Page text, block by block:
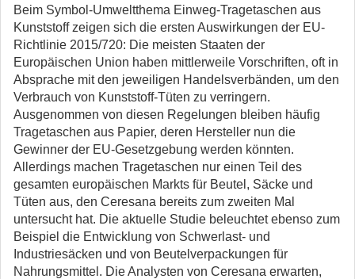
Beim Symbol-Umweltthema Einweg-Tragetaschen aus
Kunststoff zeigen sich die ersten Auswirkungen der EU-
Richtlinie 2015/720: Die meisten Staaten der
Europäischen Union haben mittlerweile Vorschriften, oft in
Absprache mit den jeweiligen Handelsverbänden, um den
Verbrauch von Kunststoff-Tüten zu verringern.
Ausgenommen von diesen Regelungen bleiben häufig
Tragetaschen aus Papier, deren Hersteller nun die
Gewinner der EU-Gesetzgebung werden könnten.
Allerdings machen Tragetaschen nur einen Teil des
gesamten europäischen Markts für Beutel, Säcke und
Tüten aus, den Ceresana bereits zum zweiten Mal
untersucht hat. Die aktuelle Studie beleuchtet ebenso zum
Beispiel die Entwicklung von Schwerlast- und
Industriesäcken und von Beutelverpackungen für
Nahrungsmittel. Die Analysten von Ceresana erwarten,